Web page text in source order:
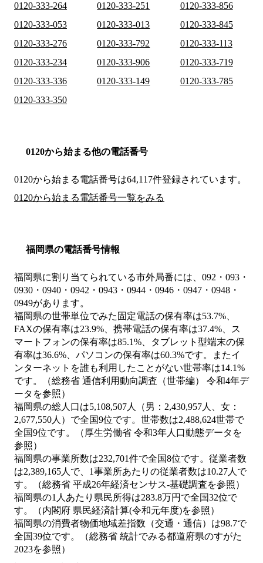
0120-333-264
0120-333-251
0120-333-856
0120-333-053
0120-333-013
0120-333-845
0120-333-276
0120-333-792
0120-333-113
0120-333-234
0120-333-906
0120-333-719
0120-333-336
0120-333-149
0120-333-785
0120-333-350
0120から始まる他の電話番号
0120から始まる電話番号は64,117件登録されています。
0120から始まる電話番号一覧をみる
福岡県の電話番号情報
福岡県に割り当てられている市外局番には、092・093・
0930・0940・0942・0943・0944・0946・0947・0948・
0949があります。
福岡県の世帯単位でみた固定電話の保有率は53.7%、
FAXの保有率は23.9%、携帯電話の保有率は37.4%、ス
マートフォンの保有率は85.1%、タブレット型端末の保
有率は36.6%、パソコンの保有率は60.3%です。またイ
ンターネットを誰も利用したことがない世帯率は14.1%
です。（総務省 通信利用動向調査（世帯編） 令和4年デ
ータを参照）
福岡県の総人口は5,108,507人（男：2,430,957人、女：
2,677,550人）で全国9位です。世帯数は2,488,624世帯で
全国9位です。（厚生労働省 令和3年人口動態データを
参照）
福岡県の事業所数は232,701件で全国8位です。従業者数
は2,389,165人で、1事業所あたりの従業者数は10.27人で
す。（総務省 平成26年経済センサス‐基礎調査を参照）
福岡県の1人あたり県民所得は283.8万円で全国32位で
す。（内閣府 県民経済計算(令和元年度)を参照）
福岡県の消費者物価地域差指数（交通・通信）は98.7で
全国39位です。（総務省 統計でみる都道府県のすがた
2023を参照）